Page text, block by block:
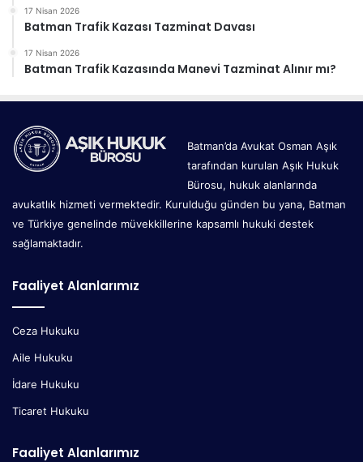
17 Nisan 2026
Batman Trafik Kazası Tazminat Davası
17 Nisan 2026
Batman Trafik Kazasında Manevi Tazminat Alınır mı?
Batman’da Avukat Osman Aşık
tarafından kurulan Aşık Hukuk
Bürosu, hukuk alanlarında
avukatlık hizmeti vermektedir. Kurulduğu günden bu yana, Batman
ve Türkiye genelinde müvekkillerine kapsamlı hukuki destek
sağlamaktadır.
Faaliyet Alanlarımız
Ceza Hukuku
Aile Hukuku
İdare Hukuku
Ticaret Hukuku
Faaliyet Alanlarımız